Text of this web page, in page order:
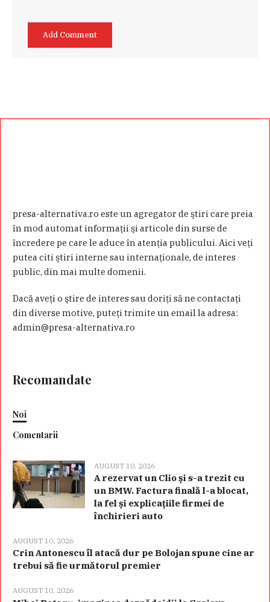
presa-alternativa.ro este un agregator de ştiri care preia
în mod automat informaţii şi articole din surse de
încredere pe care le aduce în atenţia publicului. Aici veţi
putea citi ştiri interne sau internaţionale, de interes
public, din mai multe domenii.
Dacă aveţi o ştire de interes sau doriţi să ne contactaţi
din diverse motive, puteţi trimite un email la adresa:
admin@presa-alternativa.ro
Recomandate
Noi
Comentarii
AUGUST 10, 2026
A rezervat un Clio și s-a trezit cu
un BMW. Factura finală l-a blocat,
la fel și explicațiile firmei de
închirieri auto
AUGUST 10, 2026
Crin Antonescu îl atacă dur pe Bolojan spune cine ar
trebui să fie următorul premier
AUGUST 10, 2026